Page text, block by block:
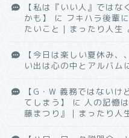
【私は『いい人』では
かも】
に フキハラ後輩
たいこと｜まったり人生
【今日は楽しい夏休み、
い出は心の中とアルバム
【G・W 義務ではない
てしまう】
に 人の記憶
藤まつり』｜まったり人